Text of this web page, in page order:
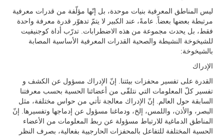
ليس المناطق المعرفية بنيات موحدة، بل إنّها مؤلّفة من قدرات معرفية
مرتبطة بعضها بعضاً. عامةً، عند الكبير لا يتمّ تدهوّر قدرة معرفة واحدة
فقط، بل يحدث مجموعة من هذه الاضطرابات. تدرّب أداة كوجنيفيت
للشيخوخة النشيطة والصحية القدرات المعرفية الأساسية المصابة
بالشيخوخة:
الإدراك
القدرة على تفسير محفزات بيئتنا. إنّ الإدراك مسؤول عن الكشف و
تفسير كلّ المعلومات التي نتلقّى من أعضائنا الحسية بحسب معرفتنا
السابقة حول العالم. إنّ الإدراك معالجة تأتي من حواس مختلفة، مثل
البصر، والأذن، واللمس، إلخ، ودماغنا مسؤول عن إدماجها وتفسيرها. إنّ
المناطق الدماغية للارتباط مسؤولة عن ربط المعلومات من الأعضاء
الحسية المختلفة للتفاعل بالمحفزات الحارجيية بفعالية، بصرف النظر